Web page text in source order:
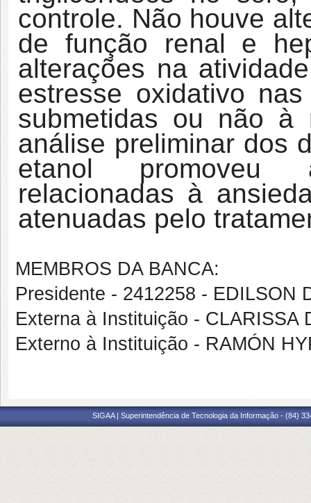
controle. Não houve
de função renal e
alterações na
estresse oxidativo
submetidas ou não à
análise preliminar dos
etanol promoveu
relacionadas à
atenuadas pelo
MEMBROS DA BANCA:
Presidente - 2412258 - EDILSON
Externa à Instituição - CLARISSA
Externo à Instituição - RAMÓN
SIGAA | Superintendência de Tecnologia da Informação - (84)